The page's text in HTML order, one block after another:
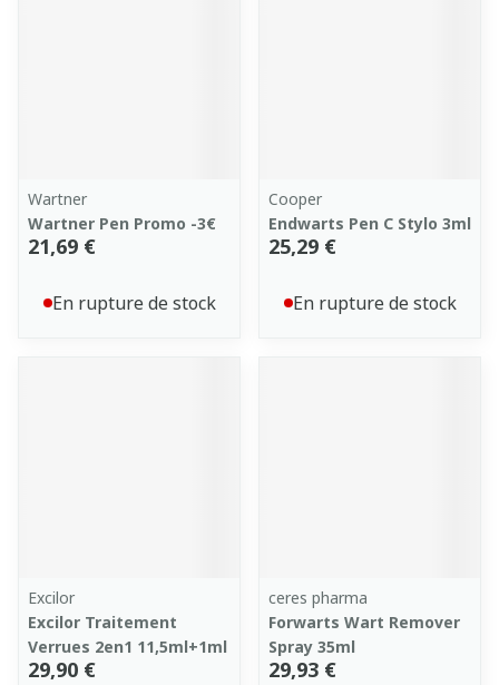
Wartner
Wartner Pen Promo -3€
21,69 €
En rupture de stock
Cooper
Endwarts Pen C Stylo 3ml
25,29 €
En rupture de stock
Excilor
Excilor Traitement
Verrues 2en1 11,5ml+1ml
29,90 €
ceres pharma
Forwarts Wart Remover
Spray 35ml
29,93 €